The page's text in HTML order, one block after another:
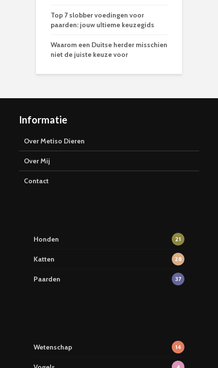
Top 7 slobber voedingen voor
paarden: jouw ultieme keuzegids
Waarom een Duitse herder misschien
niet de juiste keuze voor
Informatie
Over Metiso Dieren
Over Mij
Contact
Honden 21
Katten 28
Paarden 37
Wetenschap 14